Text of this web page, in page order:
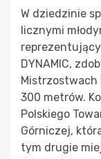
W dziedzinie
licznymi
DYNAMIC,
Mistrzostwach
300 metrów.
Polskiego
Górniczej,
tym drugie